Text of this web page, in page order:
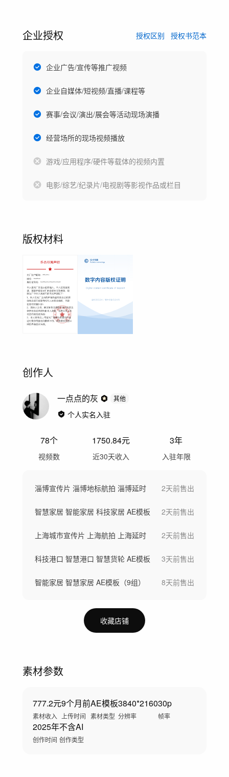
企业授权 授权区别 授权书范本
企业广告/宣传等推广视频
企业自媒体/短视频/直播/课程等
赛事/会议/演出/展会等活动现场演播
经营场所的现场视频播放
游戏/应用程序/硬件等载体的视频内置
电影/综艺/纪录片/电视剧等影视作品或栏目
版权材料
创作人
一点点的灰 其他
个人实名入驻
78个
视频数
1750.84元
近30天收入
3年
入驻年限
淄博宣传片 淄博地标航拍 淄博延时 2天前售出
智慧家居 智能家居 科技家居 AE模板 2天前售出
上海城市宣传片 上海航拍 上海延时 2天前售出
科技港口 智慧港口 智慧货轮 AE模板 3天前售出
智能家居 智慧家居 AE模板（9组） 8天前售出
收藏店铺
素材参数
777.2元
素材收入
9个月前
上传时间
AE模板
素材类型
3840*2160
分辨率
30p
帧率
2025年
创作时间
不含AI
创作类型